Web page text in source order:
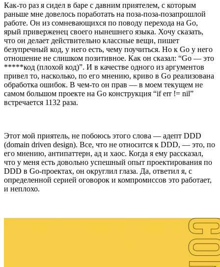
Как-то раз я сидел в баре с давним приятелем, с которым
раньше мне довелось поработать на поза-поза-позапрошлой
работе. Он из сомневающихся по поводу перехода на Go,
ярый приверженец своего нынешнего языка. Хочу сказать,
что он делает действительно классные вещи, пишет
безупречный код, у него есть, чему поучиться. Но к Go у него
отношение не слишком позитивное. Как он сказал: “Go — это
*****код (плохой код)”. И в качестве одного из аргументов
привел то, насколько, по его мнению, криво в Go реализована
обработка ошибок. В чем-то он прав — в моем текущем не
самом большом проекте на Go конструкция “if err != nil”
встречается 1132 раза.
Этот мой приятель, не побоюсь этого слова — адепт DDD
(domain driven design). Все, что не относится к DDD, — это, по
его мнению, антипаттерн, ад и хаос. Когда я ему рассказал,
что у меня есть довольно успешный опыт проектирования по
DDD в Go-проектах, он округлил глаза. Да, ответил я, с
определенной серией оговорок и компромиссов это работает,
и неплохо.